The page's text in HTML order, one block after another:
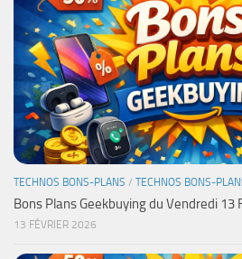
TECHNOS BONS-PLANS / TECHNOS BONS-
Bons Plans Geekbuying du Vendredi 13
13 FÉVRIER 2026